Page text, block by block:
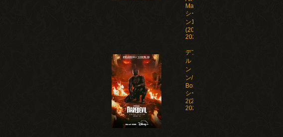
Mankind
シーズ
ン1-5
(2019-
2026)
デアデビ
ル：ボー
ン・アゲイ
ン/Daredevil:
Born Again
シーズン1-
2(2025-
2026)